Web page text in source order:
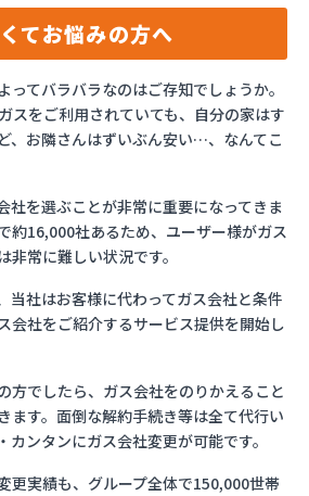
てお悩みの方へ
ってバラバラなのはご存知でしょうか。
スをご利用されていても、自分の家はす
、お隣さんはずいぶん安い…、なんてこ
社を選ぶことが非常に重要になってきま
約16,000社あるため、ユーザー様がガス
常に難しい状況です。
当社はお客様に代わってガス会社と条件
会社をご紹介するサービス提供を開始し
方でしたら、ガス会社をのりかえること
ます。面倒な解約手続き等は全て代行い
カンタンにガス会社変更が可能です。
更実績も、グループ全体で150,000世帯